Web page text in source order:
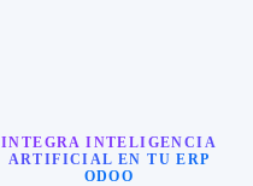
INTEGRA INTELIGENCIA
ARTIFICIAL EN TU ERP
ODOO